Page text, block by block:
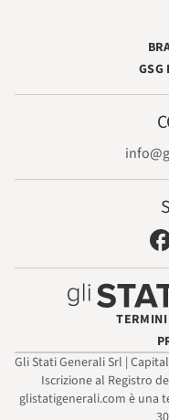
GSG
TERMINI
Gli Stati Generali Srl |
Iscrizione al Registro
glistatigenerali.com è una